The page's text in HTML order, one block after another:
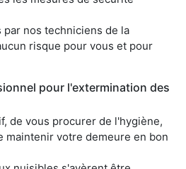
nos techniciens de la
risque pour vous et pour
pour l'extermination des
de vous procurer de l'hygiène,
maintenir votre demeure en bon